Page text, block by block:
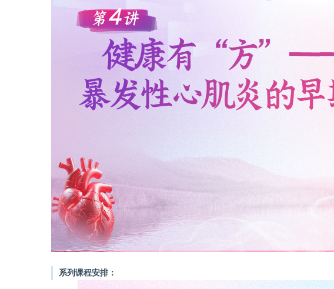
系列课程安排：